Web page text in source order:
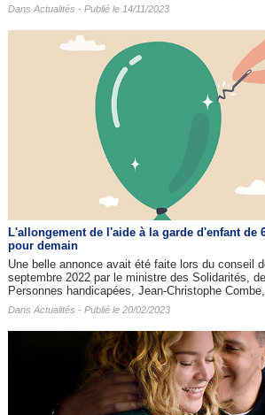
Dans Actualités - Publié le 14/11/2023
L'allongement de l'aide à la garde d'enfant de
pour demain
Une belle annonce avait été faite lors du conseil
septembre 2022 par le ministre des Solidarités,
Personnes handicapées, Jean-Christophe
Dans Actualités - Publié le 20/02/2023